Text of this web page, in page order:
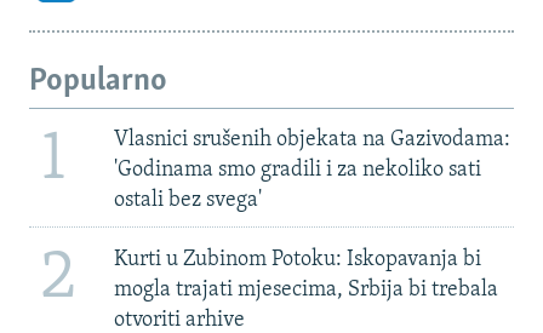
Popularno
1
Vlasnici srušenih objekata na Gazivodama:
'Godinama smo gradili i za nekoliko sati
ostali bez svega'
2
Kurti u Zubinom Potoku: Iskopavanja bi
mogla trajati mjesecima, Srbija bi trebala
otvoriti arhive